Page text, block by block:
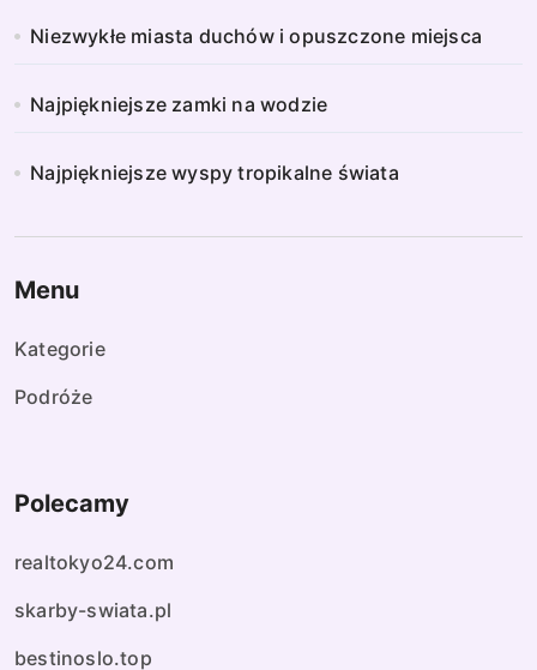
Niezwykłe miasta duchów i opuszczone miejsca
Najpiękniejsze zamki na wodzie
Najpiękniejsze wyspy tropikalne świata
Menu
Kategorie
Podróże
Polecamy
realtokyo24.com
skarby-swiata.pl
bestinoslo.top